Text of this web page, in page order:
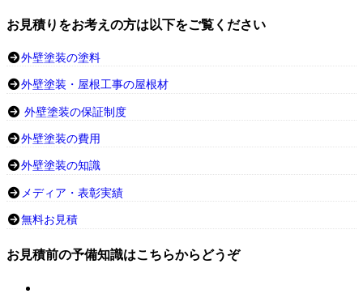
お見積りをお考えの方は以下をご覧ください
外壁塗装の塗料
外壁塗装・屋根工事の屋根材
外壁塗装の保証制度
外壁塗装の費用
外壁塗装の知識
メディア・表彰実績
無料お見積
お見積前の予備知識はこちらからどうぞ